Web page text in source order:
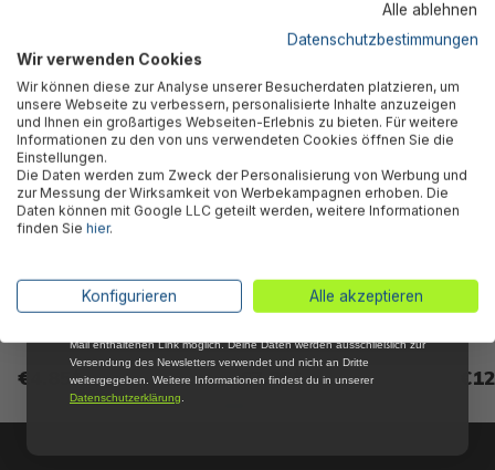
gasket set (blue / 5 pcs each)
for Steel Pro™ frame pools
€4.85*
(white / 4 pcs) for various
Steel Pro™ pools (2023)
€7.85*
Alle ablehnen
Datenschutzbestimmungen
Wir verwenden Cookies
Wir können diese zur Analyse unserer Besucherdaten platzieren, um
unsere Webseite zu verbessern, personalisierte Inhalte anzuzeigen
und Ihnen ein großartiges Webseiten-Erlebnis zu bieten. Für weitere
Informationen zu den von uns verwendeten Cookies öffnen Sie die
Einstellungen.
Die Daten werden zum Zweck der Personalisierung von Werbung und
zur Messung der Wirksamkeit von Werbekampagnen erhoben. Die
Daten können mit Google LLC geteilt werden, weitere Informationen
finden Sie hier.
Konfigurieren Alle akzeptieren
FÜR DICH
Abonniere jetzt unseren kostenlosen
Newsletter, verpasse keine Neuigkeiten und
Aktionen mehr und sichere Dir 5 %
Willkommensrabatt auf nicht reduzierte Ware
bei Deiner ersten Bestellung !*
Email
*Mit der Anmeldung zum Newsletter stimmst du zu, regelmäßig per E-
Mail über aktuelle Angebote, Aktionen und Produktneuheiten
Mail enthaltenen Link möglich. Deine Daten werden ausschließlich zur
Versendung des Newsletters verwendet und nicht an Dritte
weitergegeben. Weitere Informationen findest du in unserer
Datenschutzerklärung